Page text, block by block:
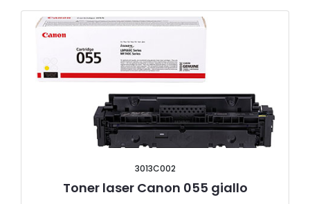
3013C002
Toner laser Canon 055 giallo